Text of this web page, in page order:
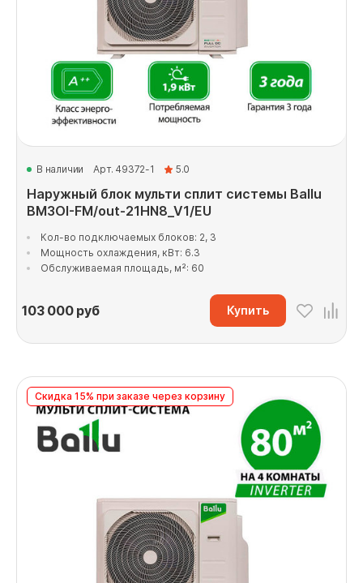
В наличии Арт. 49372-1 5.0
Наружный блок мульти сплит системы Ballu
BM3OI-FM/out-21HN8_V1/EU
Кол-во подключаемых блоков: 2, 3
Мощность охлаждения, кВт: 6.3
Обслуживаемая площадь, м²: 60
103 000руб Купить
Скидка 15% при заказе через корзину